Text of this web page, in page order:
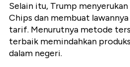
Selain itu, Trump
Chips dan membuat
tarif. Menurutnya metode
terbaik memindahkan
dalam negeri.